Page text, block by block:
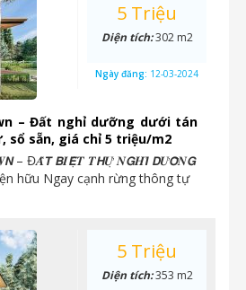
– Đất nghỉ dưỡng dưới tán
sổ sẵn, giá chỉ 5 triệu/m2
– Đ𝑨̂́𝙏 𝘽𝑰𝙀̣̂𝑻 𝑻𝙃𝑼̛̣ 𝑵𝙂𝑯𝙄̉ 𝘿𝑼̛𝙊̛̃𝑵𝙂
hữu Ngay cạnh rừng thông tự
5 Triệu
Diện tích:302 m2
Ngày đăng: 12-03-2024
5 Triệu
Diện tích:353 m2